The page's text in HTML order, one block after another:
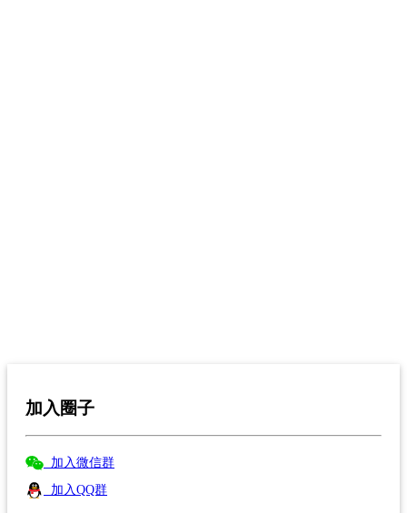
加入圈子
加入微信群
加入QQ群